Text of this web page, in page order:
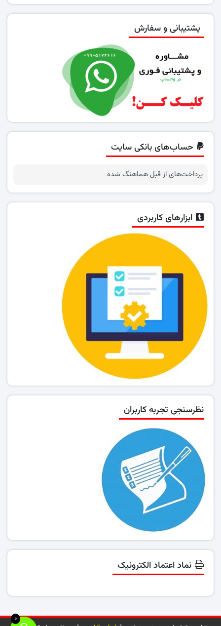
پشتیبانی و سفارش
حساب‌های بانکی سایت
پرداخت‌های از قبل هماهنگ شده
ابزارهای کاربردی
نظرسنجی تجربه کاربران
نماد اعتماد الکترونیک
0